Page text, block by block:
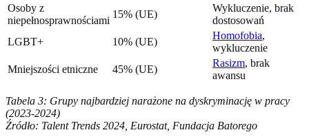
Osoby z
niepełnosprawnościami
15% (UE)
Wykluczenie, brak
dostosowań
LGBT+
10% (UE)
Homofobia,
wykluczenie
Mniejszości etniczne
45% (UE)
Rasizm, brak
awansu
Tabela 3: Grupy najbardziej narażone na dyskryminację w pracy
(2023-2024)
Źródło: Talent Trends 2024, Eurostat, Fundacja Batorego